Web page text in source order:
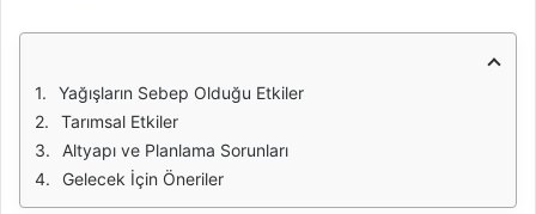
Yağışların Sebep Olduğu Etkiler
Tarımsal Etkiler
Altyapı ve Planlama Sorunları
Gelecek İçin Öneriler